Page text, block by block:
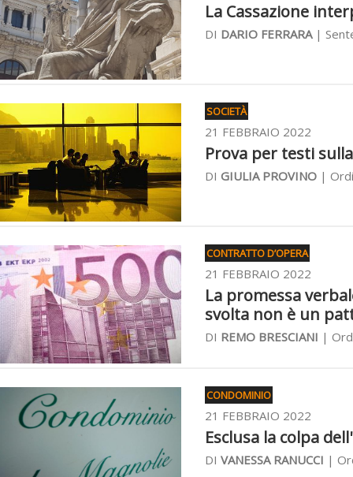
La Cassazione
DI DARIO FERRARA|
SOCIETÀ
21 FEBBRAIO 2022
Prova per testi
DI GIULIA PROVINO |
CONTRATTO D’OPERA
21 FEBBRAIO 2022
La promessa
svolta non è un
DI REMO BRESCIANI |
CONDOMINIO
21 FEBBRAIO 2022
Esclusa la colpa
DI VANESSA RANUCCI |